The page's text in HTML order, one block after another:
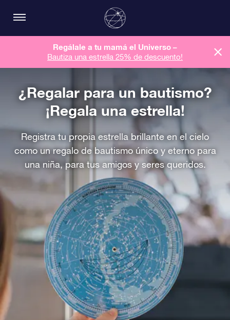
Regálale a tu mamá el Universo –
Bautiza una estrella 25% de descuento!
¿Regalar para un bautismo?
¡Regala una estrella!
Registra tu propia estrella brillante en el cielo
como un regalo de bautismo único y eterno para
una niña, para tus amigos y seres queridos.